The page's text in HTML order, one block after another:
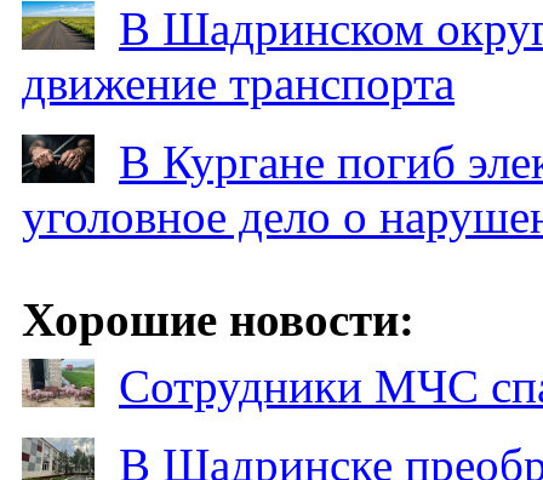
В Шадринском
движение транспорта
В Кургане погиб
уголовное дело о
Хорошие новости:
Сотрудники МЧС
В Шадринске